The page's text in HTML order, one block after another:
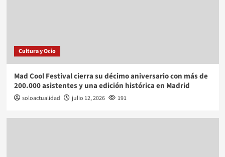
Cultura y Ocio
Mad Cool Festival cierra su décimo aniversario con más de
200.000 asistentes y una edición histórica en Madrid
soloactualidad julio 12, 2026 191